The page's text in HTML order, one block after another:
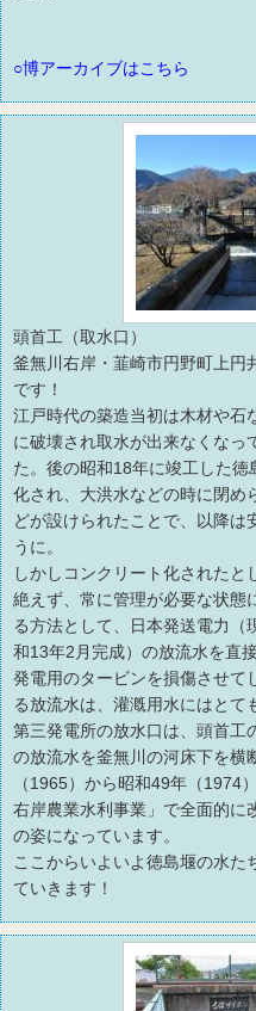
○博アーカイブはこちら
頭首工（取水口）
釜無川右岸・韮崎市円野町上円
です！
江戸時代の築造当初は木材や石
に破壊され取水が出来なくなっ
た。後の昭和18年に竣工した徳
化され、大洪水などの時に閉め
どが設けられたことで、以降は
うに。
しかしコンクリート化された
絶えず、常に管理が必要な状態
る方法として、日本発送電力（
和13年2月完成）の放流水を直
発電用のタービンを損傷させて
る放流水は、灌漑用水にはとて
第三発電所の放水口は、頭首工
の放流水を釜無川の河床下を横
（1965）から昭和49年（1974
右岸農業水利事業」で全面的に
の姿になっています。
ここからいよいよ徳島堰の水た
ていきます！